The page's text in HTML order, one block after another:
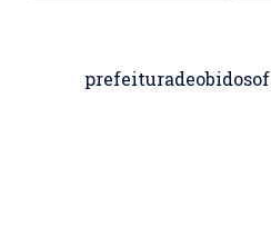
prefeituradeobidosof